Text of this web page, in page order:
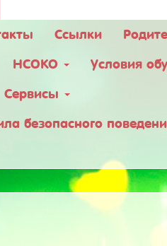
Ссылки
НСОКО
Условия
Сервисы
безопасного